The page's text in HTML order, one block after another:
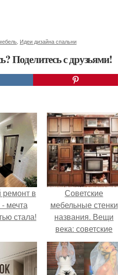
Идеи дизайна спальни
Поделитесь с друзьями!
в
мечта
стала!
Советские
мебельные стенки
названия. Вещи
века: советские
стенки 80-х.